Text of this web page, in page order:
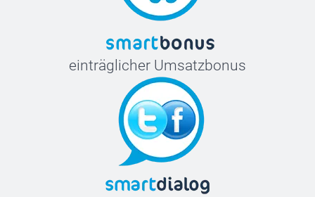
einträglicher Umsatzbonus